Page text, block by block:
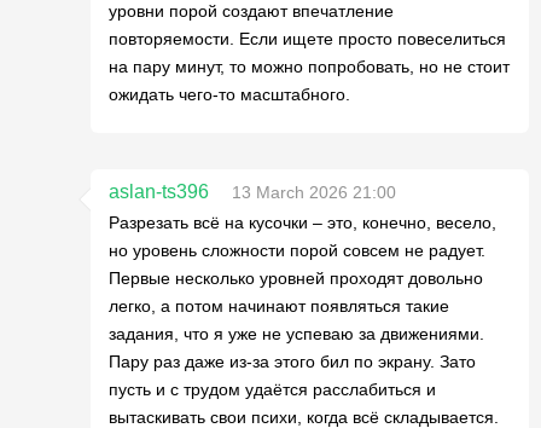
уровни порой создают впечатление
повторяемости. Если ищете просто повеселиться
на пару минут, то можно попробовать, но не стоит
ожидать чего-то масштабного.
aslan-ts396
13 March 2026 21:00
Разрезать всё на кусочки – это, конечно, весело,
но уровень сложности порой совсем не радует.
Первые несколько уровней проходят довольно
легко, а потом начинают появляться такие
задания, что я уже не успеваю за движениями.
Пару раз даже из-за этого бил по экрану. Зато
пусть и с трудом удаётся расслабиться и
вытаскивать свои психи, когда всё складывается.